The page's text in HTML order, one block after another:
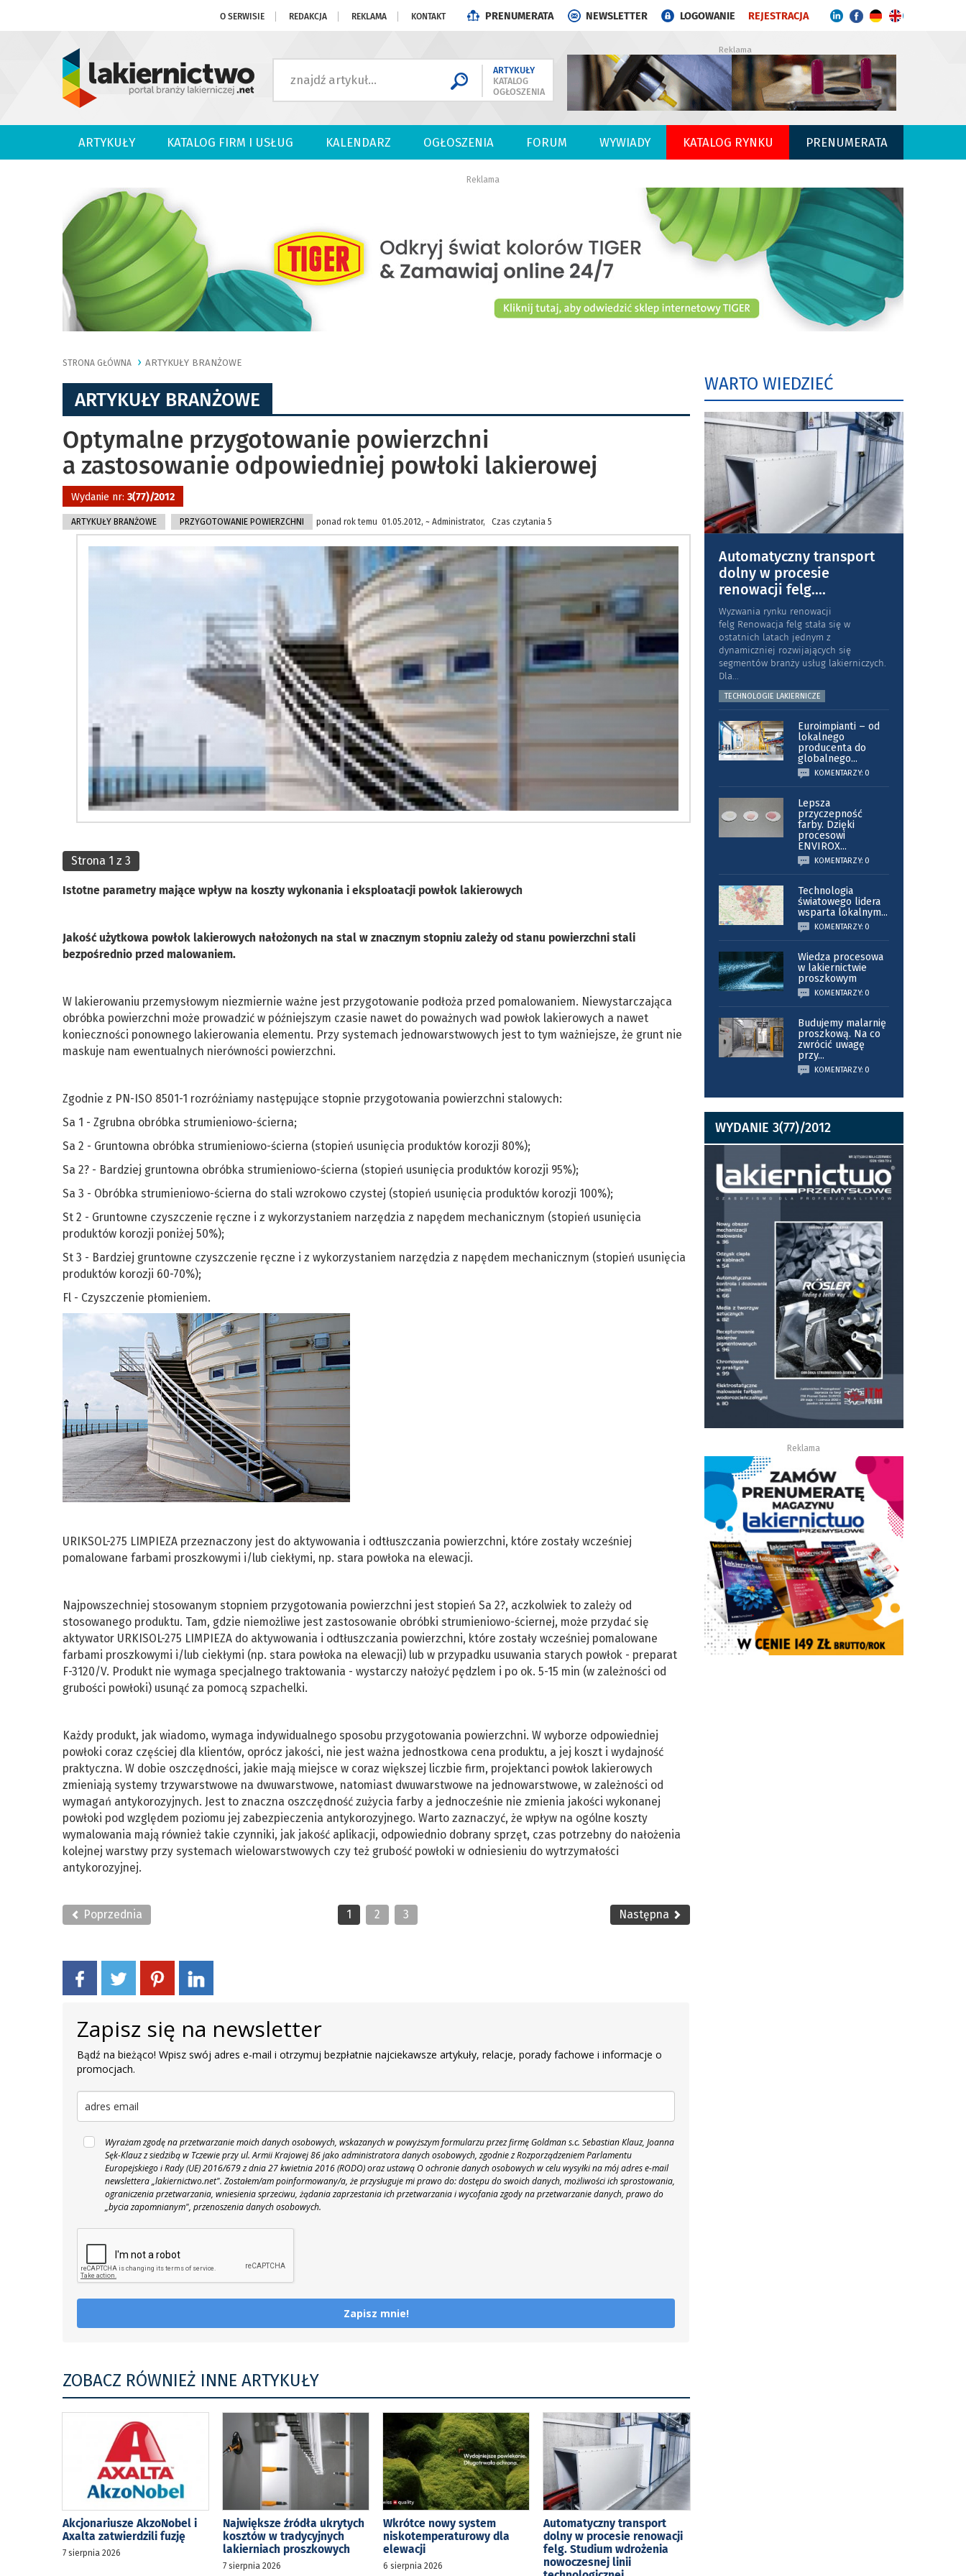
O SERWISIE REDAKCJA REKLAMA KONTAKT PRENUMERATA NEWSLETTER LOGOWANIE REJESTRACJA
ARTYKUŁY
KATALOG
OGŁOSZENIA
Reklama
ARTYKUŁY KATALOG FIRM I USŁUG KALENDARZ OGŁOSZENIA FORUM WYWIADY KATALOG RYNKU PRENUMERATA
Reklama
STRONA GŁÓWNA ARTYKUŁY BRANŻOWE
ARTYKUŁY BRANŻOWE
Optymalne przygotowanie powierzchni
a zastosowanie odpowiedniej powłoki lakierowej
Wydanie nr: 3(77)/2012
ARTYKUŁY BRANŻOWE PRZYGOTOWANIE POWIERZCHNI ponad rok temu 01.05.2012, ~ Administrator, Czas czytania 5
Strona 1 z 3
Istotne parametry mające wpływ na koszty wykonania i eksploatacji powłok lakierowych
Jakość użytkowa powłok lakierowych nałożonych na stal w znacznym stopniu zależy od stanu powierzchni stali
bezpośrednio przed malowaniem.
W lakierowaniu przemysłowym niezmiernie ważne jest przygotowanie podłoża przed pomalowaniem. Niewystarczająca
obróbka powierzchni może prowadzić w późniejszym czasie nawet do poważnych wad powłok lakierowych a nawet
konieczności ponownego lakierowania elementu. Przy systemach jednowarstwowych jest to tym ważniejsze, że grunt nie
maskuje nam ewentualnych nierówności powierzchni.
Zgodnie z PN-ISO 8501-1 rozróżniamy następujące stopnie przygotowania powierzchni stalowych:
Sa 1 - Zgrubna obróbka strumieniowo-ścierna;
Sa 2 - Gruntowna obróbka strumieniowo-ścierna (stopień usunięcia produktów korozji 80%);
Sa 2? - Bardziej gruntowna obróbka strumieniowo-ścierna (stopień usunięcia produktów korozji 95%);
Sa 3 - Obróbka strumieniowo-ścierna do stali wzrokowo czystej (stopień usunięcia produktów korozji 100%);
St 2 - Gruntowne czyszczenie ręczne i z wykorzystaniem narzędzia z napędem mechanicznym (stopień usunięcia
produktów korozji poniżej 50%);
St 3 - Bardziej gruntowne czyszczenie ręczne i z wykorzystaniem narzędzia z napędem mechanicznym (stopień usunięcia
produktów korozji 60-70%);
Fl - Czyszczenie płomieniem.
URIKSOL-275 LIMPIEZA przeznaczony jest do aktywowania i odtłuszczania powierzchni, które zostały wcześniej
pomalowane farbami proszkowymi i/lub ciekłymi, np. stara powłoka na elewacji.
Najpowszechniej stosowanym stopniem przygotowania powierzchni jest stopień Sa 2?, aczkolwiek to zależy od
stosowanego produktu. Tam, gdzie niemożliwe jest zastosowanie obróbki strumieniowo-ściernej, może przydać się
aktywator URKISOL-275 LIMPIEZA do aktywowania i odtłuszczania powierzchni, które zostały wcześniej pomalowane
farbami proszkowymi i/lub ciekłymi (np. stara powłoka na elewacji) lub w przypadku usuwania starych powłok - preparat
F-3120/V. Produkt nie wymaga specjalnego traktowania - wystarczy nałożyć pędzlem i po ok. 5-15 min (w zależności od
grubości powłoki) usunąć za pomocą szpachelki.
Każdy produkt, jak wiadomo, wymaga indywidualnego sposobu przygotowania powierzchni. W wyborze odpowiedniej
powłoki coraz częściej dla klientów, oprócz jakości, nie jest ważna jednostkowa cena produktu, a jej koszt i wydajność
praktyczna. W dobie oszczędności, jakie mają miejsce w coraz większej liczbie firm, projektanci powłok lakierowych
zmieniają systemy trzywarstwowe na dwuwarstwowe, natomiast dwuwarstwowe na jednowarstwowe, w zależności od
wymagań antykorozyjnych. Jest to znaczna oszczędność zużycia farby a jednocześnie nie zmienia jakości wykonanej
powłoki pod względem poziomu jej zabezpieczenia antykorozyjnego. Warto zaznaczyć, że wpływ na ogólne koszty
wymalowania mają również takie czynniki, jak jakość aplikacji, odpowiednio dobrany sprzęt, czas potrzebny do nałożenia
kolejnej warstwy przy systemach wielowarstwowych czy też grubość powłoki w odniesieniu do wytrzymałości
antykorozyjnej.
Poprzednia 1 2 3 Następna
Zapisz się na newsletter
Bądź na bieżąco! Wpisz swój adres e-mail i otrzymuj bezpłatnie najciekawsze artykuły, relacje, porady fachowe i informacje o
promocjach.
Wyrażam zgodę na przetwarzanie moich danych osobowych, wskazanych w powyższym formularzu przez firmę Goldman s.c. Sebastian Klauz, Joanna
Sęk-Klauz z siedzibą w Tczewie przy ul. Armii Krajowej 86 jako administratora danych osobowych, zgodnie z Rozporządzeniem Parlamentu
Europejskiego i Rady (UE) 2016/679 z dnia 27 kwietnia 2016 (RODO) oraz ustawą O ochronie danych osobowych w celu wysyłki na mój adres e-mail
newslettera „lakiernictwo.net". Zostałem/am poinformowany/a, że przysługuje mi prawo do: dostępu do swoich danych, możliwości ich sprostowania,
ograniczenia przetwarzania, wniesienia sprzeciwu, żądania zaprzestania ich przetwarzania i wycofania zgody na przetwarzanie danych, prawo do
„bycia zapomnianym", przenoszenia danych osobowych.
Zapisz mnie!
ZOBACZ RÓWNIEŻ INNE ARTYKUŁY
Akcjonariusze AkzoNobel i
Axalta zatwierdzili fuzję
7 sierpnia 2026
Największe źródła ukrytych
kosztów w tradycyjnych
lakierniach proszkowych
7 sierpnia 2026
Wkrótce nowy system
niskotemperaturowy dla
elewacji
6 sierpnia 2026
Automatyczny transport
dolny w procesie renowacji
felg. Studium wdrożenia
nowoczesnej linii
WARTO WIEDZIEĆ
Automatyczny transport
dolny w procesie
renowacji felg....
Wyzwania rynku renowacji
felg Renowacja felg stała się w
ostatnich latach jednym z
dynamiczniej rozwijających się
segmentów branży usług lakierniczych.
Dla...
TECHNOLOGIE LAKIERNICZE
Euroimpianti – od
lokalnego
producenta do
globalnego...
KOMENTARZY: 0
Lepsza
przyczepność
farby. Dzięki
procesowi
ENVIROX...
KOMENTARZY: 0
Technologia
światowego lidera
wsparta lokalnym...
KOMENTARZY: 0
Wiedza procesowa
w lakiernictwie
proszkowym
KOMENTARZY: 0
Budujemy malarnię
proszkową. Na co
zwrócić uwagę
przy...
KOMENTARZY: 0
WYDANIE 3(77)/2012
Reklama